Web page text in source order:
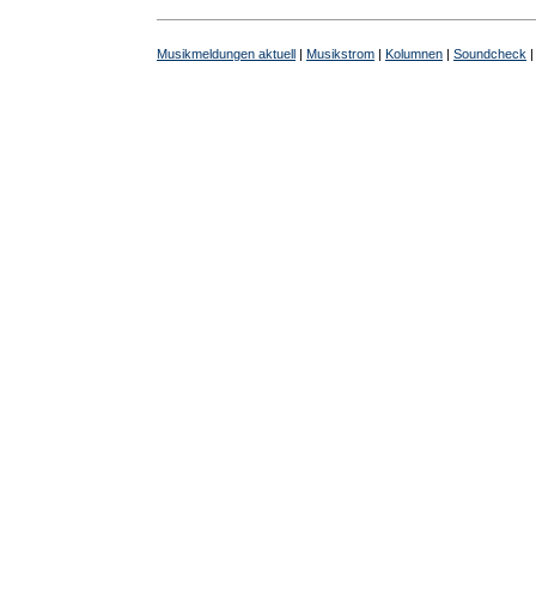
Musikmeldungen aktuell | Musikstrom | Kolumnen | Soundcheck |